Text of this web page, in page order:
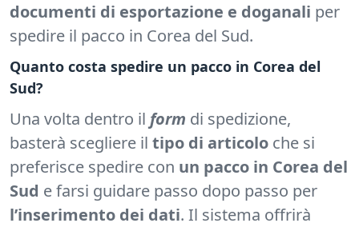
documenti di esportazione e doganali per
spedire il pacco in Corea del Sud.
Quanto costa spedire un pacco in Corea del
Sud?
Una volta dentro il form di spedizione,
basterà scegliere il tipo di articolo che si
preferisce spedire con un pacco in Corea del
Sud e farsi guidare passo dopo passo per
l’inserimento dei dati. Il sistema offrirà